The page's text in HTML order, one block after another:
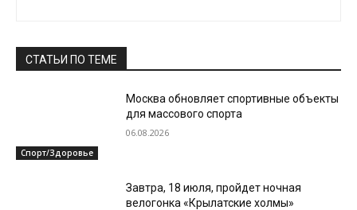
СТАТЬИ ПО ТЕМЕ
Спорт/Здоровье
Москва обновляет спортивные объекты
для массового спорта
06.08.2026
Завтра, 18 июля, пройдет ночная
велогонка «Крылатские холмы»